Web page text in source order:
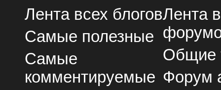
Лента всех блогов
Самые полезные
Самые
комментируемые
Лента
Общие
Форум